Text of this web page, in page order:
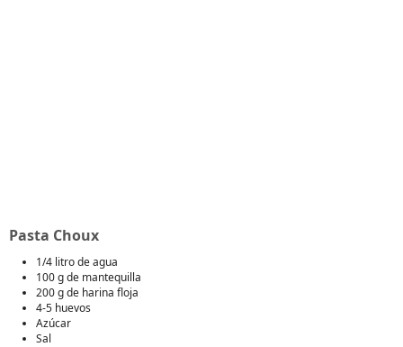
Pasta Choux
1/4 litro de agua
100 g de mantequilla
200 g de harina floja
4-5 huevos
Azúcar
Sal